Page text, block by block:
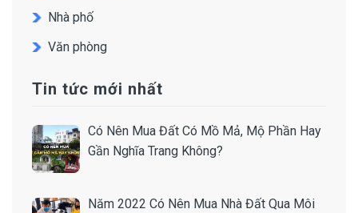
Nhà phố
Văn phòng
Tin tức mới nhất
Có Nên Mua Đất Có Mồ Mả, Mộ Phần Hay
Gần Nghĩa Trang Không?
Năm 2022 Có Nên Mua Nhà Đất Qua Môi